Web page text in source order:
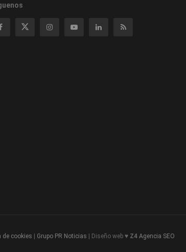
de cookies Grupo PR Noticias | Diseño web ♥ Z4 Agencia SEO